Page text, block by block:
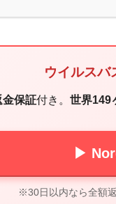
ウイルスバ
保証付き。 世界149
▶
※30日以内なら全額